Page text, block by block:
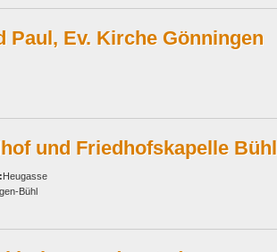
Paul, Ev. Kirche Gönningen
und Friedhofskapelle Bühl
Heugasse
Bühl